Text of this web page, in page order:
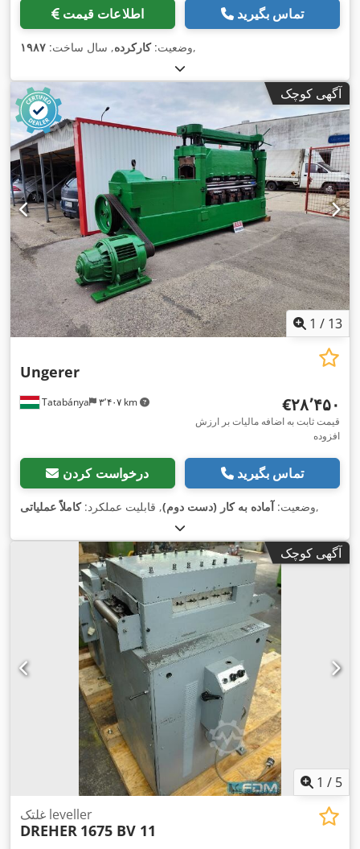
اطلاعات قیمت تماس بگیرید
وضعیت:کارکرده, سال ساخت: ۱۹۸۷ ,
آگهی کوچک
1 / 13
Tatabánya ۳٬۴۰۷ km
Ungerer
‎€۲۸٬۴۵۰
قیمت ثابت به اضافه مالیات بر ارزش
افزوده
درخواست کردن تماس بگیرید
وضعیت:آماده به کار (دست دوم), قابلیت عملکرد:کاملاً عملیاتی ,
آگهی کوچک
1 / 5
غلتک leveller
DREHER 1675 BV 11